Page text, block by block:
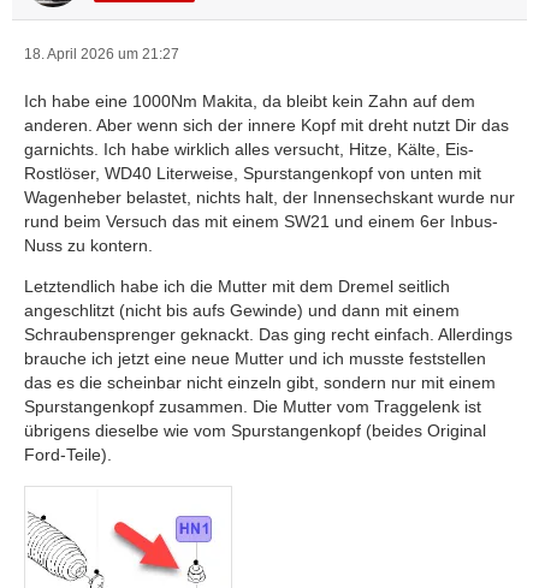
18. April 2026 um 21:27
Ich habe eine 1000Nm Makita, da bleibt kein Zahn auf dem
anderen. Aber wenn sich der innere Kopf mit dreht nutzt Dir das
garnichts. Ich habe wirklich alles versucht, Hitze, Kälte, Eis-
Rostlöser, WD40 Literweise, Spurstangenkopf von unten mit
Wagenheber belastet, nichts halt, der Innensechskant wurde nur
rund beim Versuch das mit einem SW21 und einem 6er Inbus-
Nuss zu kontern.
Letztendlich habe ich die Mutter mit dem Dremel seitlich
angeschlitzt (nicht bis aufs Gewinde) und dann mit einem
Schraubensprenger geknackt. Das ging recht einfach. Allerdings
brauche ich jetzt eine neue Mutter und ich musste feststellen
das es die scheinbar nicht einzeln gibt, sondern nur mit einem
Spurstangenkopf zusammen. Die Mutter vom Traggelenk ist
übrigens dieselbe wie vom Spurstangenkopf (beides Original
Ford-Teile).